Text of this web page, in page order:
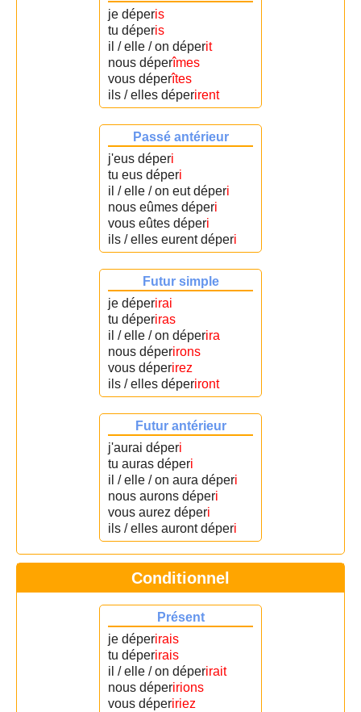
je déperis
tu déperis
il / elle / on déperit
nous déperîmes
vous déperîtes
ils / elles déperirent
Passé antérieur
j'eus déperi
tu eus déperi
il / elle / on eut déperi
nous eûmes déperi
vous eûtes déperi
ils / elles eurent déperi
Futur simple
je déperirai
tu déperiras
il / elle / on déperira
nous déperirons
vous déperirez
ils / elles déperiront
Futur antérieur
j'aurai déperi
tu auras déperi
il / elle / on aura déperi
nous aurons déperi
vous aurez déperi
ils / elles auront déperi
Conditionnel
Présent
je déperirais
tu déperirais
il / elle / on déperirait
nous déperirions
vous dépeririez